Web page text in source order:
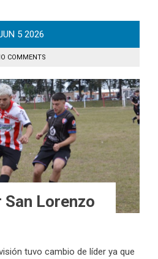
5 2026
COMMENTS
Lorenzo
tuvo cambio de líder ya que